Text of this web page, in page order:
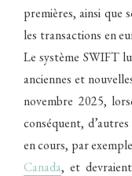
premières, ainsi que
les transactions en
Le système SWIFT
anciennes et
novembre 2025,
conséquent,
en cours, par
Canada, et